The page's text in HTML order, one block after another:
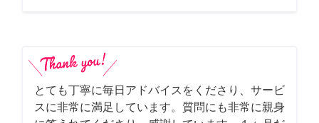
とても丁寧に毎日アドバイスをくださり、サービ
スに非常に満足しています。質問にも非常に親身